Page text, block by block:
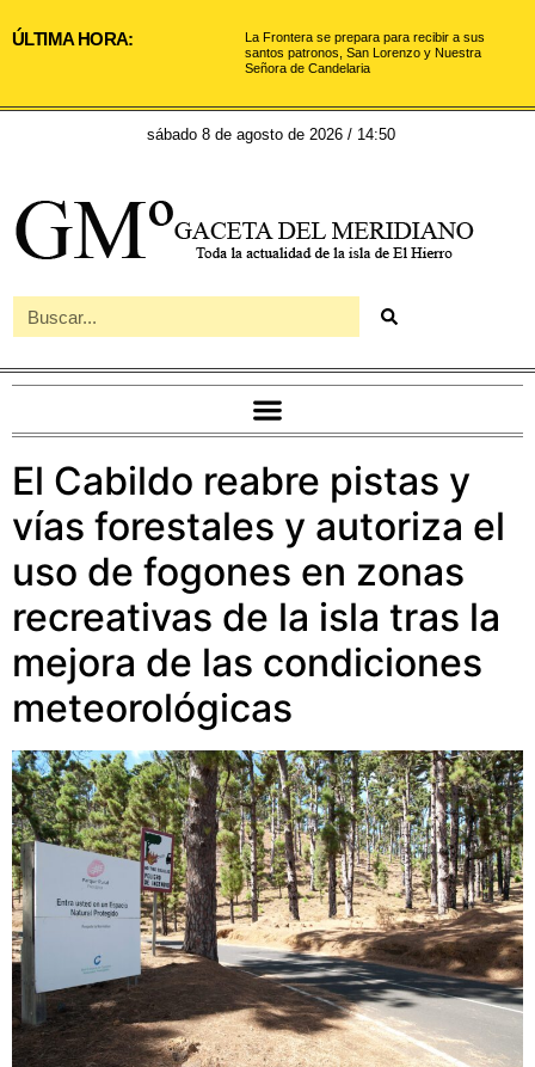
ÚLTIMA HORA:
La Frontera se prepara para recibir a sus
santos patronos, San Lorenzo y Nuestra
Señora de Candelaria
sábado 8 de agosto de 2026 / 14:50
El Cabildo reabre pistas y
vías forestales y autoriza el
uso de fogones en zonas
recreativas de la isla tras la
mejora de las condiciones
meteorológicas